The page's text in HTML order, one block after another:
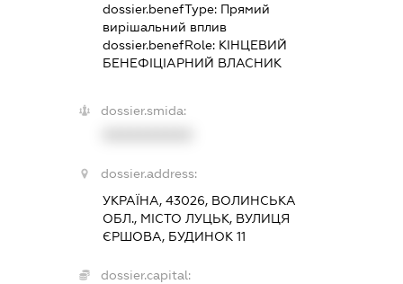
dossier.benefType: Прямий
вирішальний вплив
dossier.benefRole: КІНЦЕВИЙ
БЕНЕФІЦІАРНИЙ ВЛАСНИК
dossier.smida:
dossier.address:
УКРАЇНА, 43026, ВОЛИНСЬКА
ОБЛ., МІСТО ЛУЦЬК, ВУЛИЦЯ
ЄРШОВА, БУДИНОК 11
dossier.capital: